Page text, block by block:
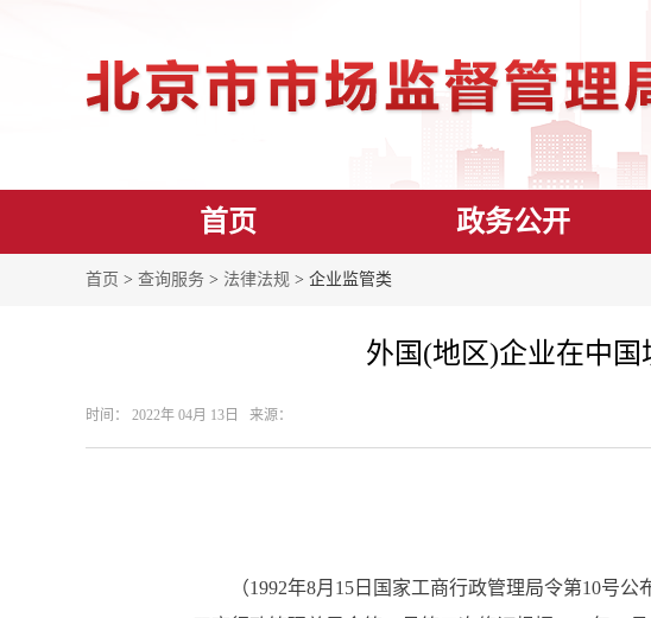
首页 政务公开
首页 > 查询服务 > 法律法规 > 企业监管类
外国(地区)企业在中
时间： 2022年 04月 13日 来源：
（1992年8月15日国家工商行政管理局令第10号